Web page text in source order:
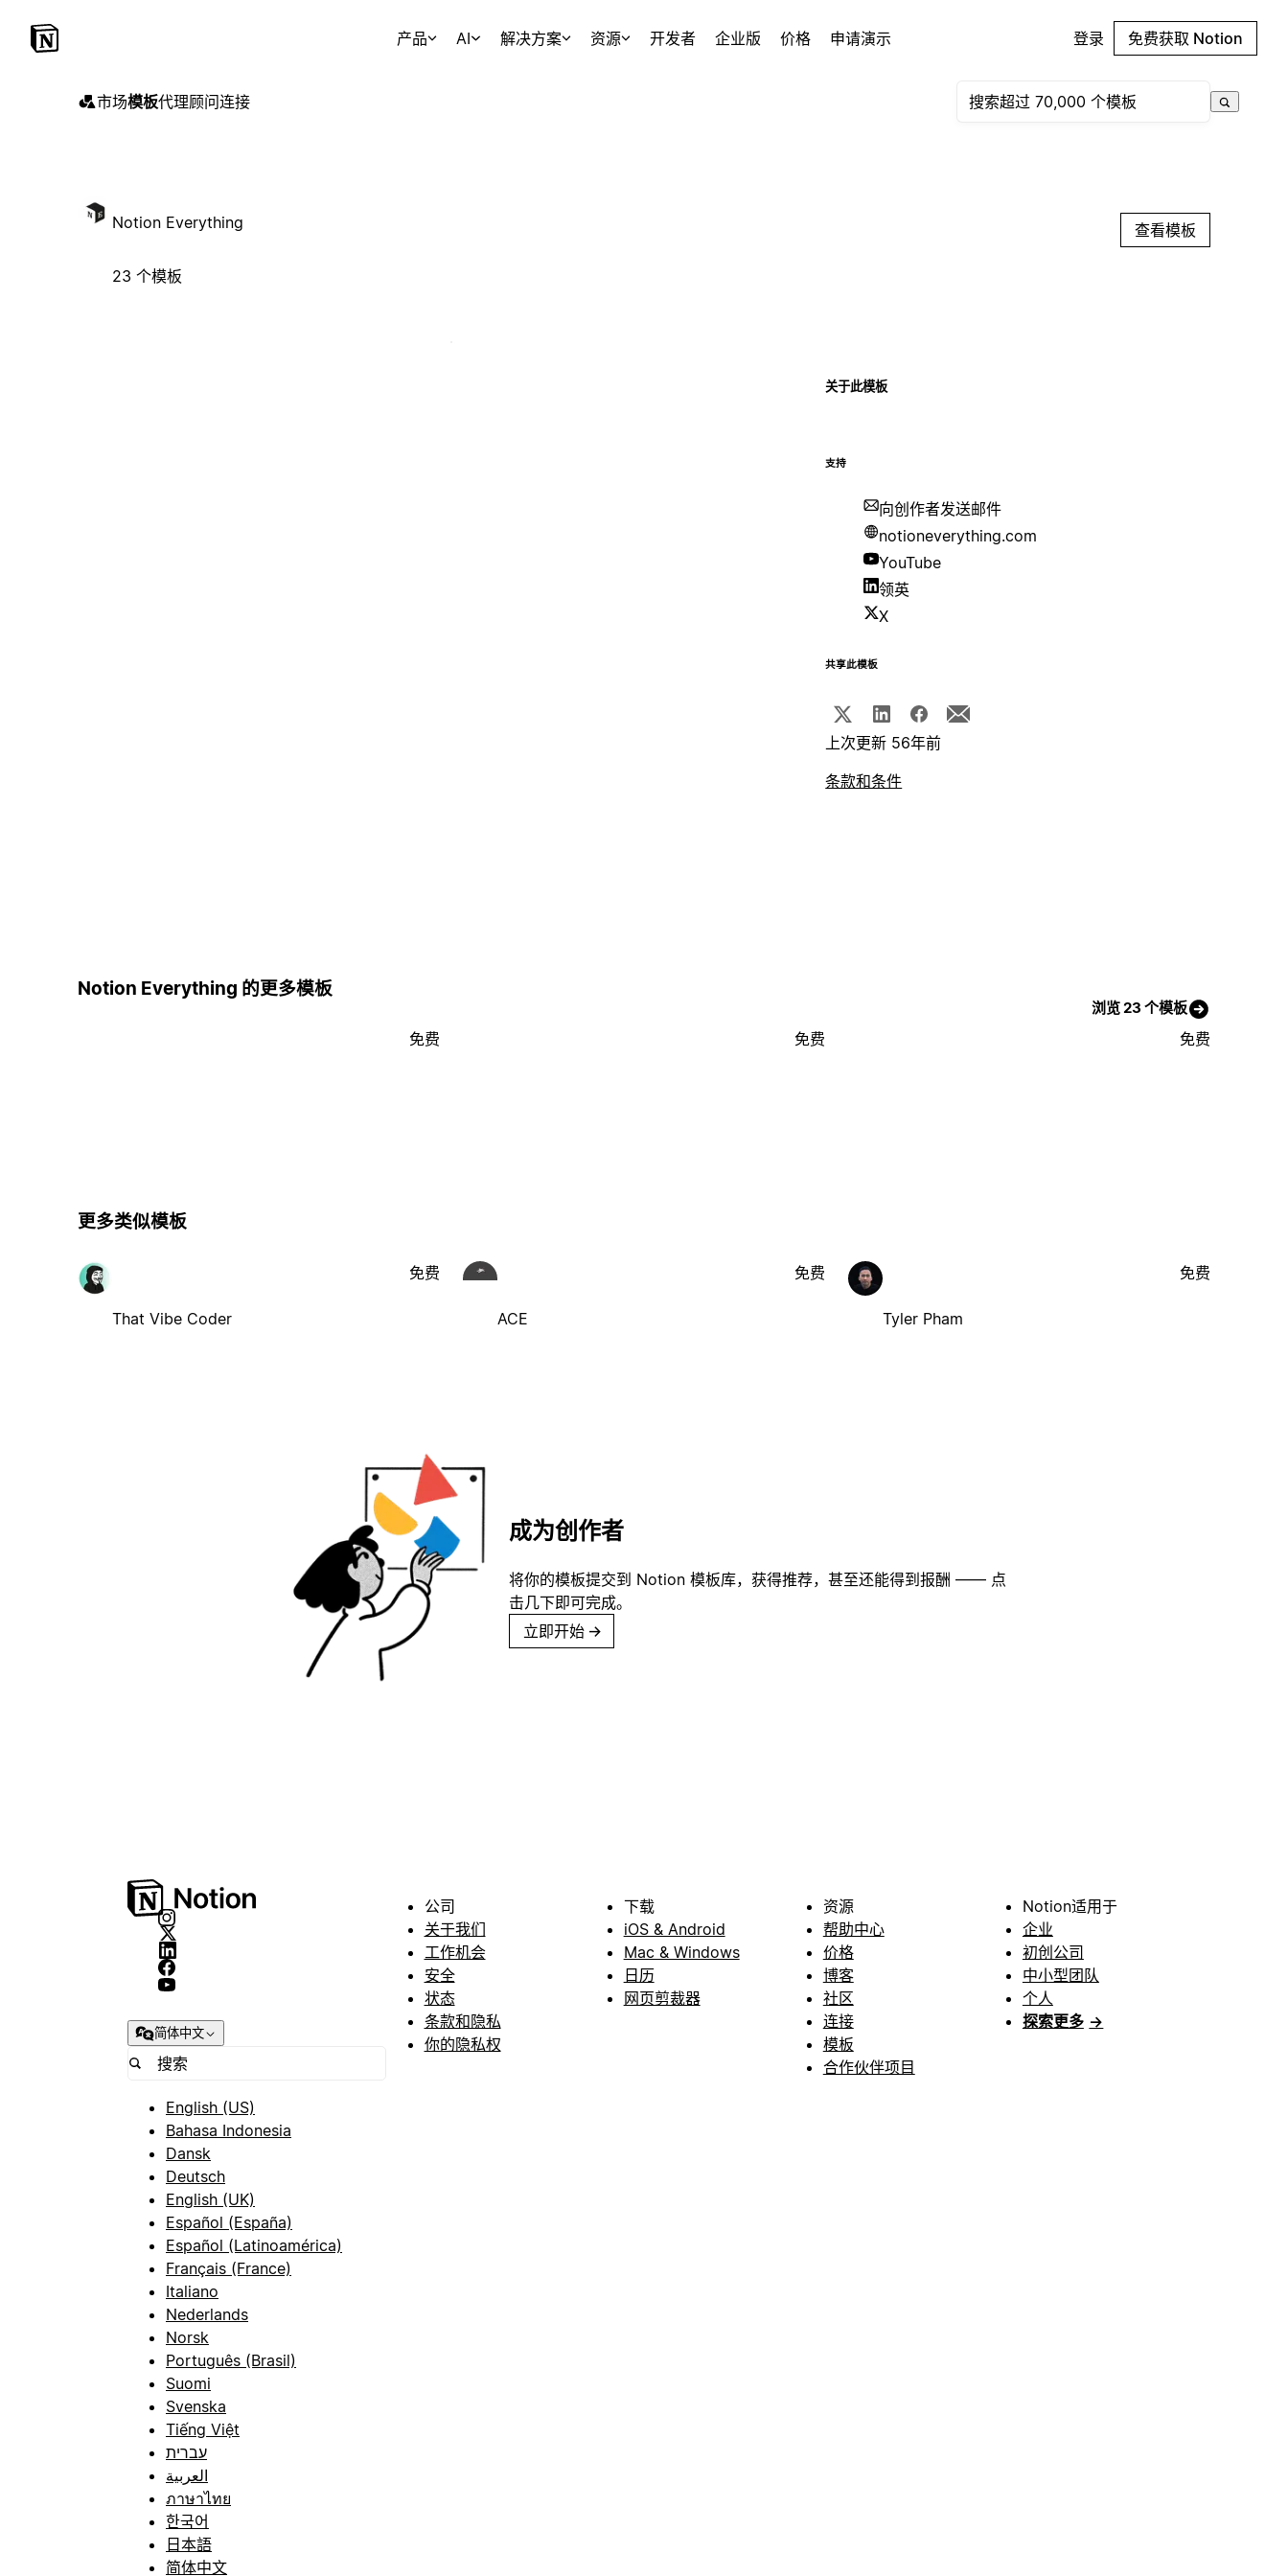
产品 AI 解决方案 资源 开发者 企业版 价格 申请演示 登录 免费获取 Notion
市场模板代理顾问连接
Notion Everything
23 个模板
查看模板
关于此模板
支持
向创作者发送邮件
notioneverything.com
YouTube
领英
X
共享此模板
上次更新 56年前
条款和条件
Notion Everything 的更多模板
浏览 23 个模板
免费 免费 免费
更多类似模板
That Vibe Coder
免费
ACE
免费
Tyler Pham
免费
成为创作者
将你的模板提交到 Notion 模板库，获得推荐，甚至还能得到报酬 —— 点
击几下即可完成。
立即开始 →
简体中文
English (US)
Bahasa Indonesia
Dansk
Deutsch
English (UK)
Español (España)
Español (Latinoamérica)
Français (France)
Italiano
Nederlands
Norsk
Português (Brasil)
Suomi
Svenska
Tiếng Việt
עברית
العربية
ภาษาไทย
한국어
日本語
简体中文
公司
关于我们
工作机会
安全
状态
条款和隐私
你的隐私权
下载
iOS & Android
Mac & Windows
日历
网页剪裁器
资源
帮助中心
价格
博客
社区
连接
模板
合作伙伴项目
Notion适用于
企业
初创公司
中小型团队
个人
探索更多 →